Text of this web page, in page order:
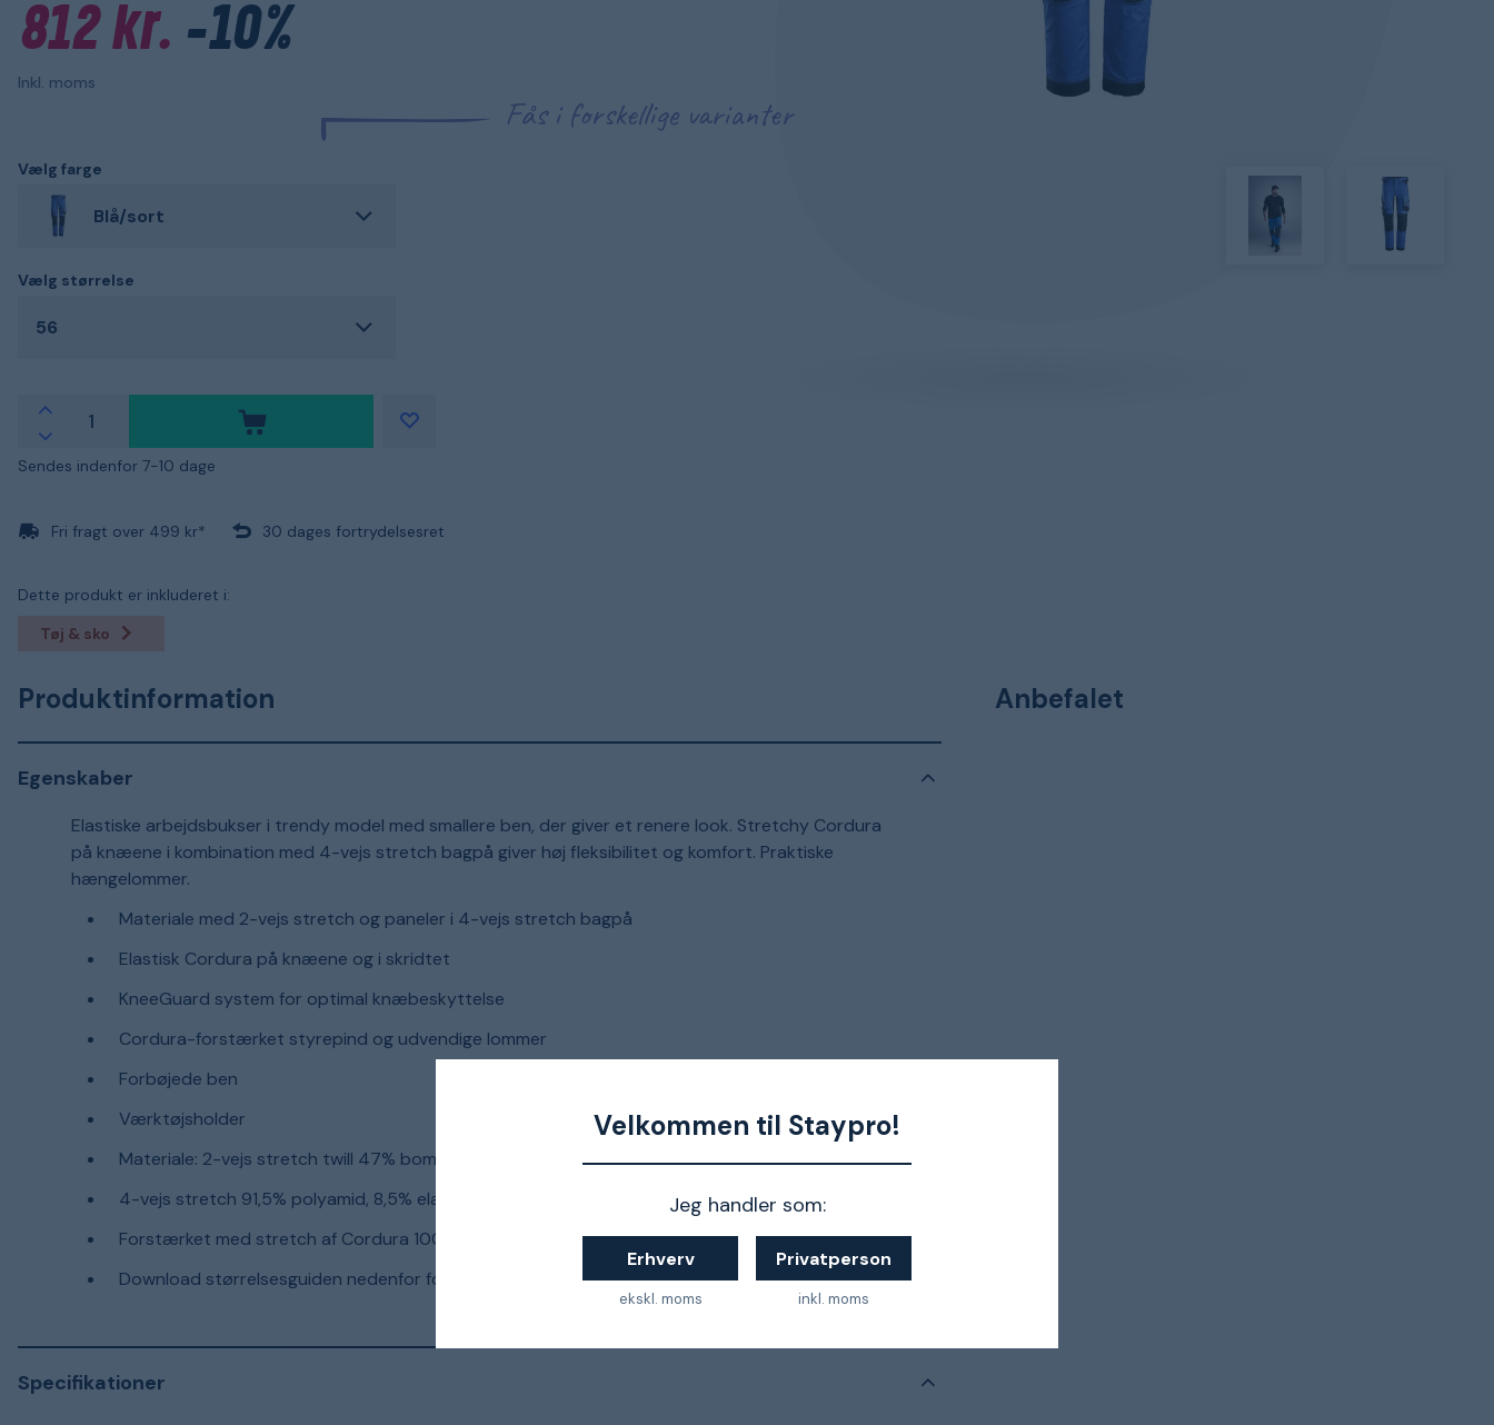
Velkommen til Staypro!
Jeg handler som:
Erhverv
ekskl. moms
Privatperson
inkl. moms
812 kr. -10%
Inkl. moms
Fås i forskellige varianter
Vælg farge
Blå/sort
Vælg størrelse
56
Sendes indenfor 7-10 dage
Fri fragt over 499 kr* 30 dages fortrydelsesret
Dette produkt er inkluderet i:
Tøj & sko
Produktinformation
Egenskaber
Elastiske arbejdsbukser i trendy model med smallere ben, der giver et renere look. Stretchy Cordura
på knæene i kombination med 4-vejs stretch bagpå giver høj fleksibilitet og komfort. Praktiske
hængelommer.
Materiale med 2-vejs stretch og paneler i 4-vejs stretch bagpå
Elastisk Cordura på knæene og i skridtet
KneeGuard system for optimal knæbeskyttelse
Cordura-forstærket styrepind og udvendige lommer
Forbøjede ben
Værktøjsholder
Materiale: 2-vejs stretch twill 47% bomuld, 31% polyester, 22% elastan, 251 g/m²
4-vejs stretch 91,5% polyamid, 8,5% elastan, 260 g/m²
Forstærket med stretch af Cordura 100% polyester og 100% Cordura polyamid
Download størrelsesguiden nedenfor for detaljeret info og vejledning om valg af størrelse
Specifikationer
Anbefalet